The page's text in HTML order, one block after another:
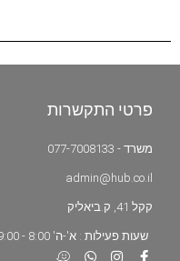
פרטי התקשרות
משרד - 077-7008133
admin@hub.co.il
קקל 41, ק.ביאליק
שעות פעילות : א'-ה' 8:00 - 19:00